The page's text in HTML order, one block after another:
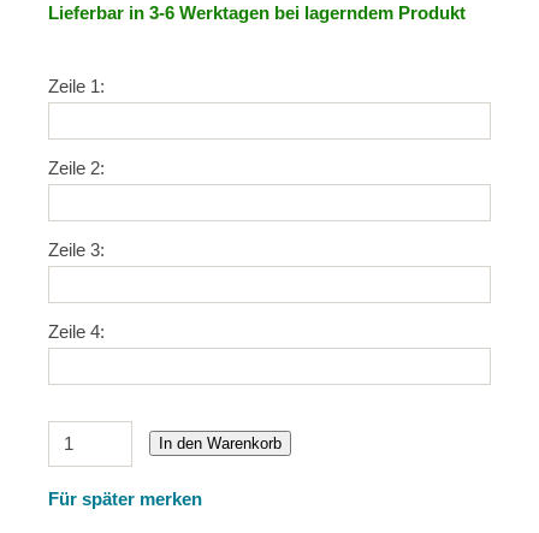
Lieferbar in 3-6 Werktagen bei lagerndem Produkt
Zeile 1:
Zeile 2:
Zeile 3:
Zeile 4:
In den Warenkorb
Für später merken